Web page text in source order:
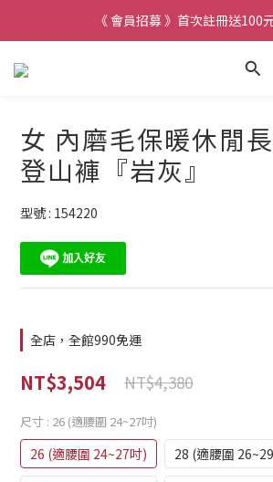
《 會員招募 》首次註冊送100
女 內磨毛保暖休閒
登山褲『岩灰』
型號 : 154220
全店，全館990免運
NT$3,504 NT$4,380
尺寸 : 26 (適腰圍 24~27吋)
26 (適腰圍 24~27吋)
28 (適腰圍